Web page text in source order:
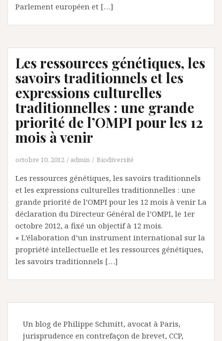
Parlement européen et […]
Les ressources génétiques, les
savoirs traditionnels et les
expressions culturelles
traditionnelles : une grande
priorité de l’OMPI pour les 12
mois à venir
octobre 10, 2012 admin Biodiversité
Les ressources génétiques, les savoirs traditionnels
et les expressions culturelles traditionnelles : une
grande priorité de l’OMPI pour les 12 mois à venir La
déclaration du Directeur Général de l’OMPI, le 1er
octobre 2012, a fixé un objectif à 12 mois.
« L’élaboration d’un instrument international sur la
propriété intellectuelle et les ressources génétiques,
les savoirs traditionnels […]
Un blog de Philippe Schmitt, avocat à Paris,
jurisprudence en contrefaçon de brevet, CCP,